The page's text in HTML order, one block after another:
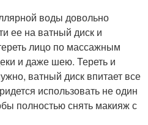
воды довольно
ее на ватный диск и
лицо по массажным
и даже шею. Тереть и
ватный диск впитает все
использовать не один
полностью снять макияж с